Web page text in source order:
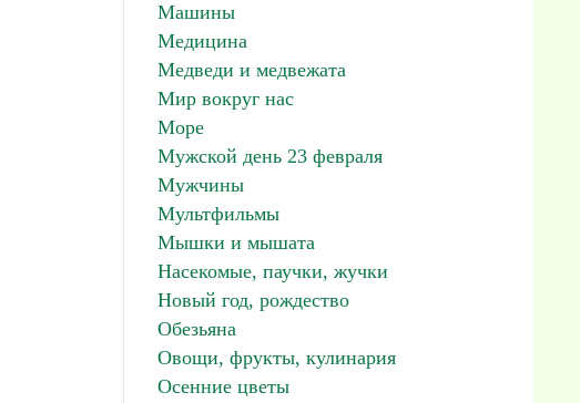
Машины
Медицина
Медведи и медвежата
Мир вокруг нас
Море
Мужской день 23 февраля
Мужчины
Мультфильмы
Мышки и мышата
Насекомые, паучки, жучки
Новый год, рождество
Обезьяна
Овощи, фрукты, кулинария
Осенние цветы